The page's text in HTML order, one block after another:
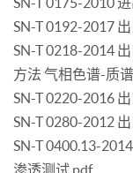
SN-T 0192-2017
SN-T 0218-2014
方法 气相色谱-质
SN-T 0220-2016
SN-T 0280-2012
SN-T 0400.13-
渗透测试.pdf